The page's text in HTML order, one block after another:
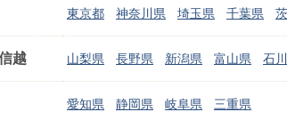
東京都 神奈川県 埼玉県 千葉県
越 山梨県 長野県 新潟県 富山県 石
愛知県 静岡県 岐阜県 三重県